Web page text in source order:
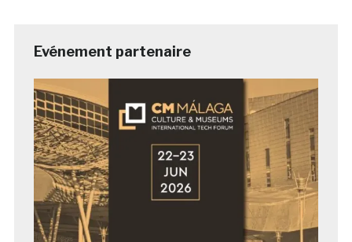
Evénement partenaire